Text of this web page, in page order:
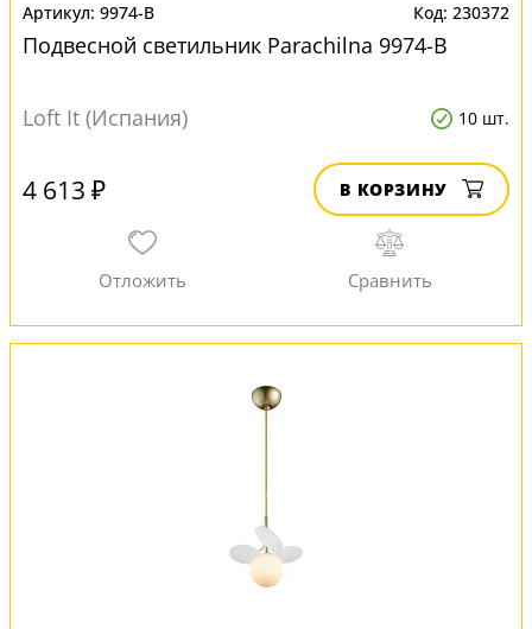
9974-B 230372
Подвесной светильник Parachilna 9974-B
Loft It (Испания) 10 шт.
4 613 ₽ В КОРЗИНУ